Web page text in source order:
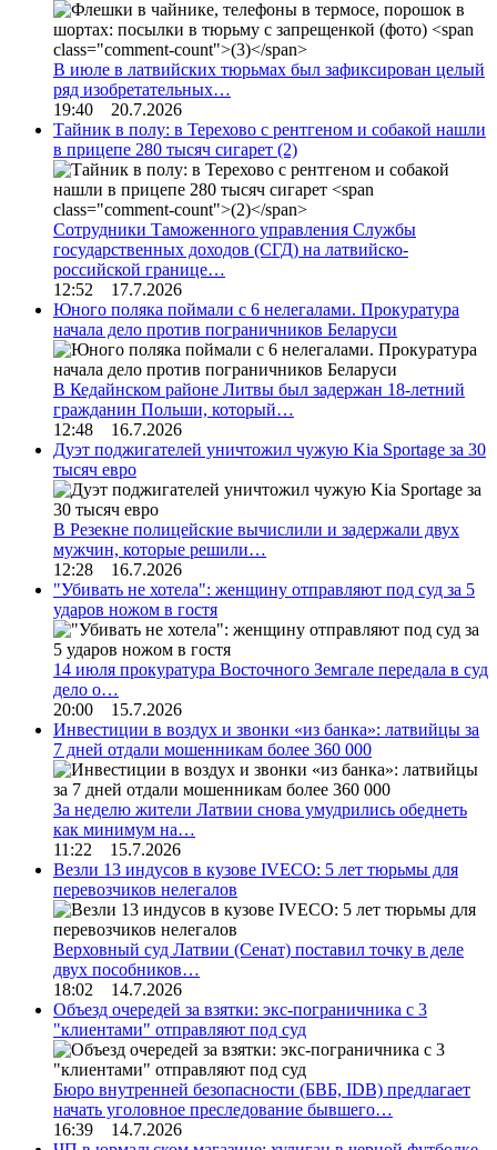
В июле в латвийских тюрьмах был зафиксирован целый
ряд изобретательных…
19:40 20.7.2026
Тайник в полу: в Терехово с рентгеном и собакой нашли
в прицепе 280 тысяч сигарет (2)
Сотрудники Таможенного управления Службы
государственных доходов (СГД) на латвийско-
российской границе…
12:52 17.7.2026
Юного поляка поймали с 6 нелегалами. Прокуратура
начала дело против пограничников Беларуси
В Кедайнском районе Литвы был задержан 18-летний
гражданин Польши, который…
12:48 16.7.2026
Дуэт поджигателей уничтожил чужую Kia Sportage за 30
тысяч евро
В Резекне полицейские вычислили и задержали двух
мужчин, которые решили…
12:28 16.7.2026
"Убивать не хотела": женщину отправляют под суд за 5
ударов ножом в гостя
14 июля прокуратура Восточного Земгале передала в суд
дело о…
20:00 15.7.2026
Инвестиции в воздух и звонки «из банка»: латвийцы за
7 дней отдали мошенникам более 360 000
За неделю жители Латвии снова умудрились обеднеть
как минимум на…
11:22 15.7.2026
Везли 13 индусов в кузове IVECO: 5 лет тюрьмы для
перевозчиков нелегалов
Верховный суд Латвии (Сенат) поставил точку в деле
двух пособников…
18:02 14.7.2026
Объезд очередей за взятки: экс-пограничника с 3
"клиентами" отправляют под суд
Бюро внутренней безопасности (БВБ, IDB) предлагает
начать уголовное преследование бывшего…
16:39 14.7.2026